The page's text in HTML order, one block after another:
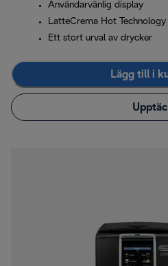
Användarvänlig display
LatteCrema Hot Technology
Ett stort urval av drycker
Lägg till i